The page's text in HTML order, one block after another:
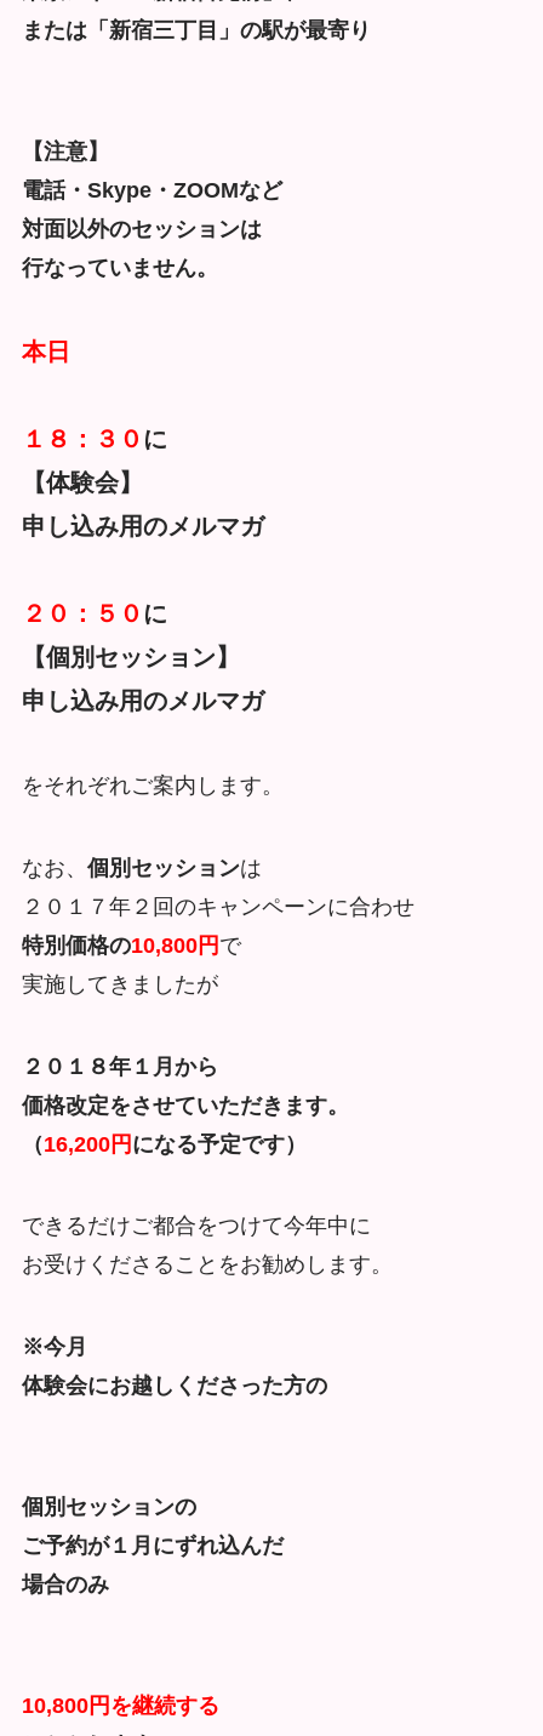
または「新宿三丁目」の駅が最寄り
【注意】
電話・Skype・ZOOMなど
対面以外のセッションは
行なっていません。
本日
１８：３０ に
【体験会】
申し込み用のメルマガ
２０：５０ に
【個別セッション】
申し込み用のメルマガ
をそれぞれご案内します。
なお、 個別セッションは
２０１７年２回のキャンペーンに合わせ
特別価格の10,800円 で
実施してきましたが
２０１８年１月から
価格改定をさせていただきます。
（16,200円 になる予定です）
できるだけご都合をつけて今年中に
お受けくださることをお勧めします。
※今月
体験会にお越しくださった方の
個別セッションの
ご予約が１月にずれ込んだ
場合のみ
10,800円を継続する